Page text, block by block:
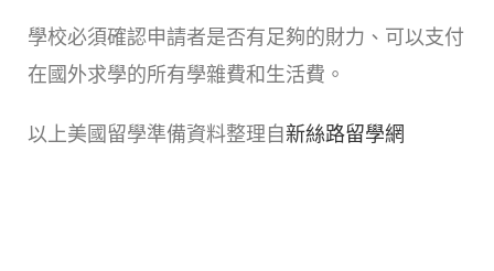
學校必須確認申請者是否有足夠的財力、可以支付
在國外求學的所有學雜費和生活費。
以上美國留學準備資料整理自新絲路留學網